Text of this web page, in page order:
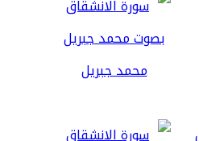
محمد جبريل